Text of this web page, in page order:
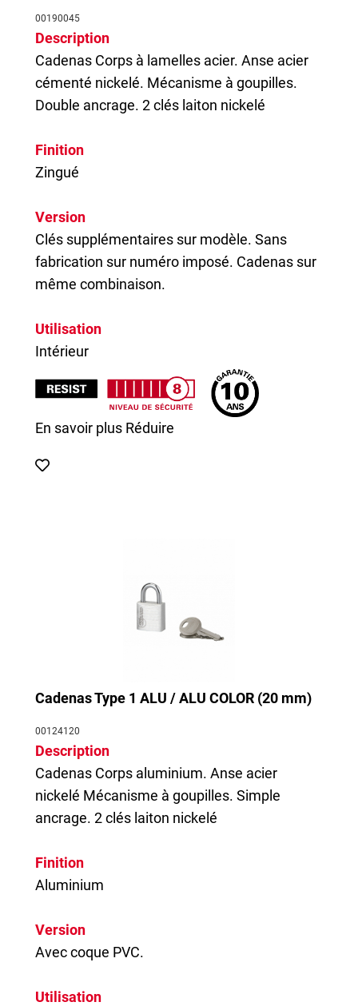
00190045
Description
Cadenas Corps à lamelles acier. Anse acier
cémenté nickelé. Mécanisme à goupilles.
Double ancrage. 2 clés laiton nickelé
Finition
Zingué
Version
Clés supplémentaires sur modèle. Sans
fabrication sur numéro imposé. Cadenas sur
même combinaison.
Utilisation
Intérieur
En savoir plus Réduire
Cadenas Type 1 ALU / ALU COLOR (20 mm)
00124120
Description
Cadenas Corps aluminium. Anse acier
nickelé Mécanisme à goupilles. Simple
ancrage. 2 clés laiton nickelé
Finition
Aluminium
Version
Avec coque PVC.
Utilisation